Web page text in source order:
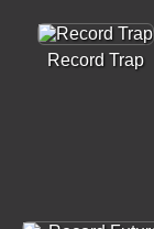
Record Trap